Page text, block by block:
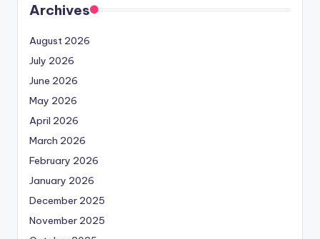
Archives
August 2026
July 2026
June 2026
May 2026
April 2026
March 2026
February 2026
January 2026
December 2025
November 2025